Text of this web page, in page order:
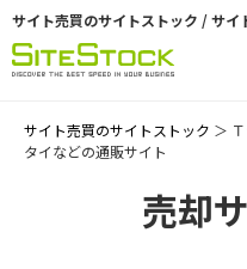
サイト売買のサイトストック / サ
サイト売買のサイトストック ＞
タイなどの通販サイト
売却